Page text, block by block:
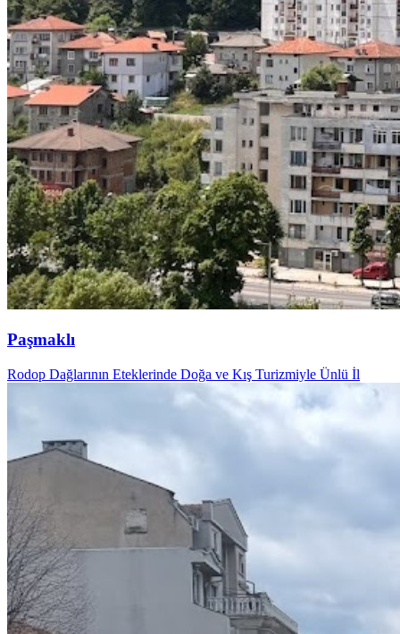
Paşmaklı
Rodop Dağlarının Eteklerinde Doğa ve Kış Turizmiyle Ünlü İl